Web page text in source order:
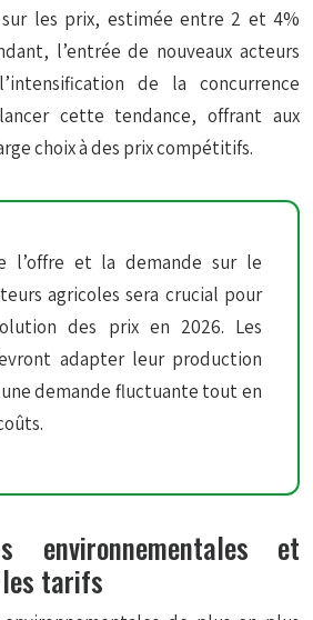
sur les prix, estimée entre 2 et 4%
l’entrée de nouveaux acteurs
de la concurrence
cette tendance, offrant aux
choix à des prix compétitifs.
l’offre et la demande sur le
agricoles sera crucial pour
des prix en 2026. Les
adapter leur production
demande fluctuante tout en
environnementales et
tarifs